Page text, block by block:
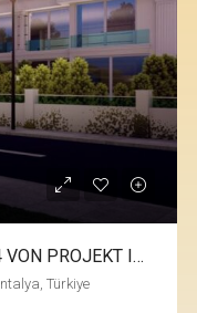
1+1 VILLA GELIEFERT MÄRZ 2024 VON PROJEKT IN ALTINOVA
Türkiye